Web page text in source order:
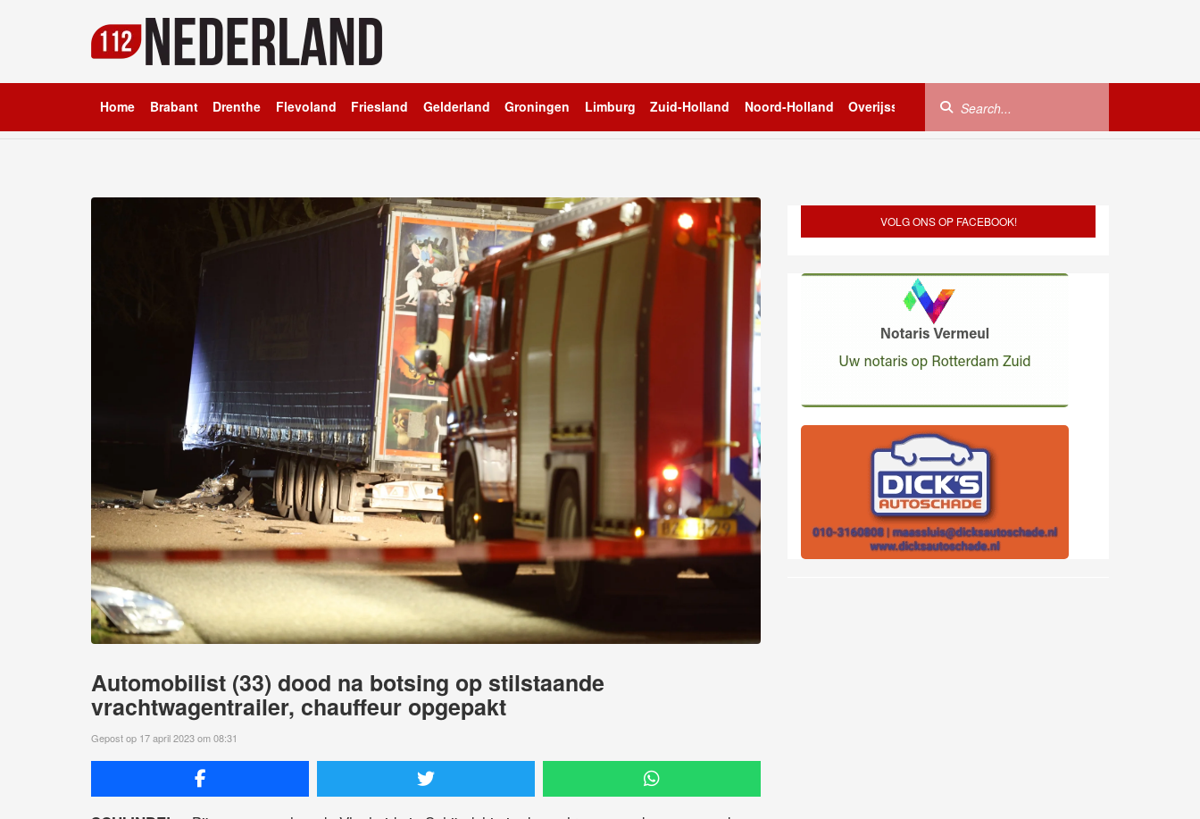
Home Brabant Drenthe Flevoland Friesland Gelderland Groningen Limburg Zuid-Holland Noord-Holland Overijssel Utrecht Zeeland
Automobilist (33) dood na botsing op stilstaande
vrachtwagentrailer, chauffeur opgepakt
Gepost op 17 april 2023 om 08:31
VOLG ONS OP FACEBOOK!